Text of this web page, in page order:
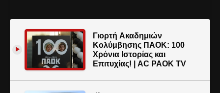
Γιορτή Ακαδημιών
Κολύμβησης ΠΑΟΚ: 100
Χρόνια Ιστορίας και
Επιτυχίας! | AC PAOK TV